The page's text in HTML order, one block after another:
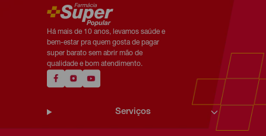
Há mais de 10 anos, levamos saúde e
bem-estar pra quem gosta de pagar
super barato sem abrir mão de
qualidade e bom atendimento.
Serviços